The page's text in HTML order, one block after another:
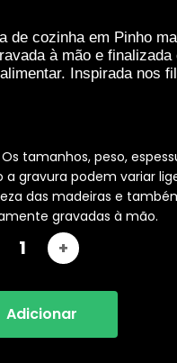
de cozinha em Pinho
à mão e
Inspirada nos
tamanhos, peso,
a gravura podem variar
das madeiras e
gravadas à mão.
Adicionar